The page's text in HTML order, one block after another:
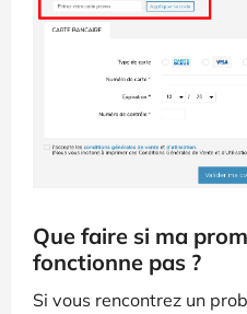
Que faire si ma
fonctionne pas ?
Si vous rencontrez un